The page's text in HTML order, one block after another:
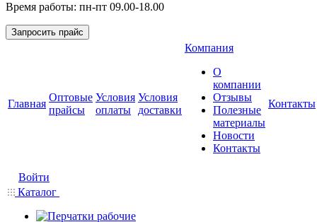
Время работы: пн-пт 09.00-18.00
Запросить прайс
Главная
Оптовые
прайсы
Условия
оплаты
Условия
доставки
Компания
О
компании
Отзывы
Полезные
материалы
Новости
Контакты
Контакты
Войти
Каталог